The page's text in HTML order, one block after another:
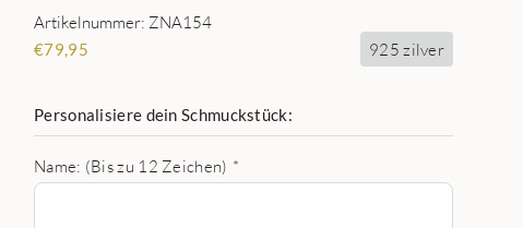
Artikelnummer: ZNA154
€79,95 925 zilver
Personalisiere dein Schmuckstück:
Name: (Bis zu 12 Zeichen) *